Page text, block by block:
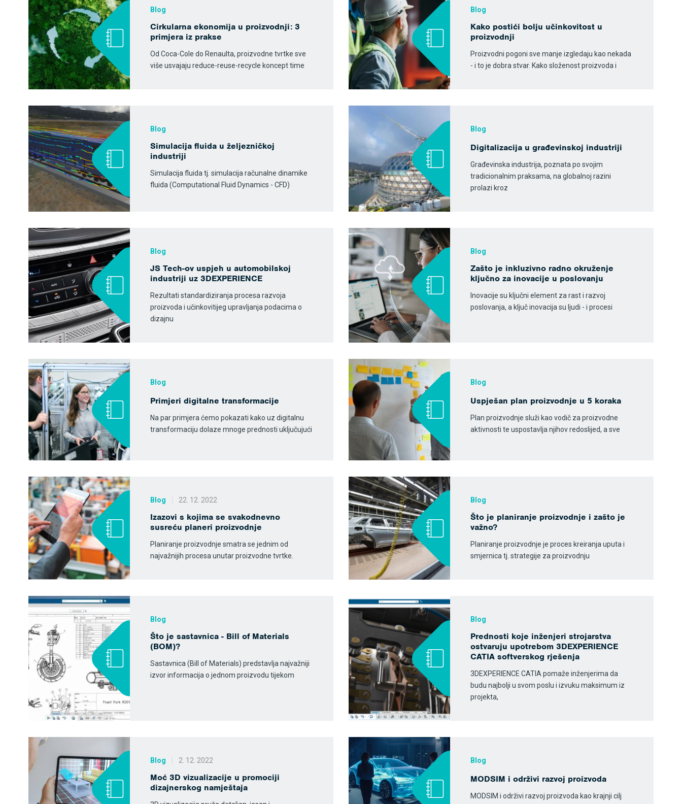
Blog
Cirkularna ekonomija u proizvodnji: 3
primjera iz prakse
Od Coca-Cole do Renaulta, proizvodne tvrtke sve
više usvajaju reduce-reuse-recycle koncept time
Blog
Kako postići bolju učinkovitost u
proizvodnji
Proizvodni pogoni sve manje izgledaju kao nekada
- i to je dobra stvar. Kako složenost proizvoda i
Blog
Simulacija fluida u željezničkoj
industriji
Simulacija fluida tj. simulacija računalne dinamike
fluida (Computational Fluid Dynamics - CFD)
Blog
Digitalizacija u građevinskoj industriji
Građevinska industrija, poznata po svojim
tradicionalnim praksama, na globalnoj razini
prolazi kroz
Blog
JS Tech-ov uspjeh u automobilskoj
industriji uz 3DEXPERIENCE
Rezultati standardiziranja procesa razvoja
proizvoda i učinkovitijeg upravljanja podacima o
dizajnu
Blog
Zašto je inkluzivno radno okruženje
ključno za inovacije u poslovanju
Inovacije su ključni element za rast i razvoj
poslovanja, a ključ inovacija su ljudi - i procesi
Blog
Primjeri digitalne transformacije
Na par primjera ćemo pokazati kako uz digitalnu
transformaciju dolaze mnoge prednosti uključujući
Blog
Uspješan plan proizvodnje u 5 koraka
Plan proizvodnje služi kao vodič za proizvodne
aktivnosti te uspostavlja njihov redoslijed, a sve
Blog 22. 12. 2022
Izazovi s kojima se svakodnevno
susreću planeri proizvodnje
Planiranje proizvodnje smatra se jednim od
najvažnijih procesa unutar proizvodne tvrtke.
Blog
Što je planiranje proizvodnje i zašto je
važno?
Planiranje proizvodnje je proces kreiranja uputa i
smjernica tj. strategije za proizvodnju
Blog
Što je sastavnica - Bill of Materials
(BOM)?
Sastavnica (Bill of Materials) predstavlja najvažniji
izvor informacija o jednom proizvodu tijekom
Blog
Prednosti koje inženjeri strojarstva
ostvaruju upotrebom 3DEXPERIENCE
CATIA softverskog rješenja
3DEXPERIENCE CATIA pomaže inženjerima da
budu najbolji u svom poslu i izvuku maksimum iz
projekta,
Blog 2. 12. 2022
Moć 3D vizualizacije u promociji
dizajnerskog namještaja
Blog
MODSIM i održivi razvoj proizvoda
MODSIM i održivi razvoj proizvoda kao krajnji cilj